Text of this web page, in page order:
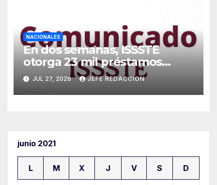
NACIONALES
En dos semanas, ISSSTE
otorga 23 mil préstamos
personales
JUL 27, 2026 JEFE REDACCION
junio 2021
L M X J V S D